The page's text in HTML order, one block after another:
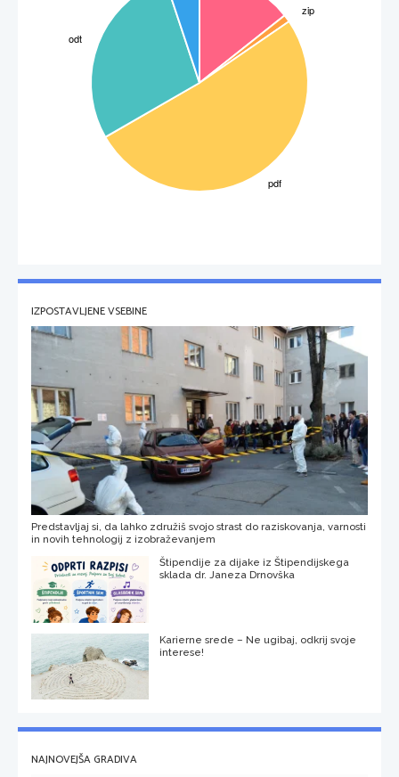
IZPOSTAVLJENE VSEBINE
Predstavljaj si, da lahko združiš svojo strast do raziskovanja, varnosti
in novih tehnologij z izobraževanjem
Štipendije za dijake iz Štipendijskega
sklada dr. Janeza Drnovška
Karierne srede – Ne ugibaj, odkrij svoje
interese!
NAJNOVEJŠA GRADIVA